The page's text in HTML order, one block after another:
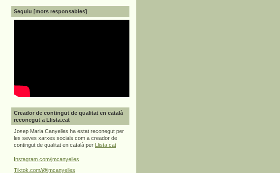
Seguiu [mots responsables]
Creador de contingut de qualitat en català
reconegut a Llista.cat
Josep Maria Canyelles ha estat reconegut per
les seves xarxes socials com a creador de
contingut de qualitat en català per
Llista.cat
Instagram.com/jmcanyelles
Tiktok.com/@jmcanyelles